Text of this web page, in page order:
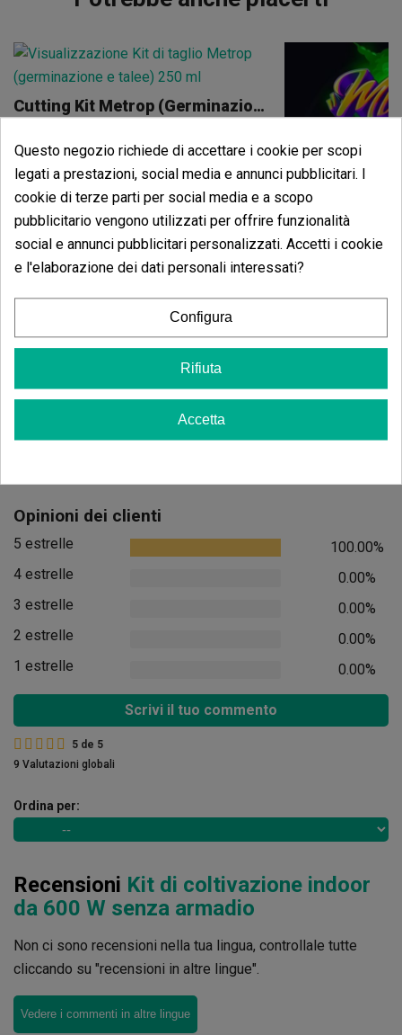
Cutting Kit Metrop (Germinazione E Talea)
30,00 €
Aggiungi al carrello
(4)
59,94 €
Opinioni dei clienti
5 estrelle
100.00%
4 estrelle
0.00%
3 estrelle
0.00%
2 estrelle
0.00%
1 estrelle
0.00%
Scrivi il tuo commento
5 de 5
9 Valutazioni globali
Ordina per:
Recensioni Kit di coltivazione indoor
da 600 W senza armadio
Non ci sono recensioni nella tua lingua, controllale tutte
cliccando su "recensioni in altre lingue".
Vedere i commenti in altre lingue
Questo negozio richiede di accettare i cookie per scopi
legati a prestazioni, social media e annunci pubblicitari. I
cookie di terze parti per social media e a scopo
pubblicitario vengono utilizzati per offrire funzionalità
social e annunci pubblicitari personalizzati. Accetti i cookie
e l'elaborazione dei dati personali interessati?
Configura
Rifiuta
Accetta